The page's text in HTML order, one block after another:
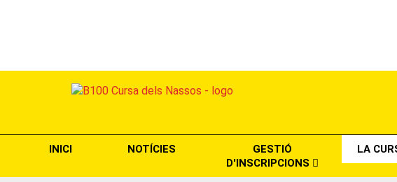
INICI NOTÍCIES
GESTIÓ
D'INSCRIPCIONS
LA